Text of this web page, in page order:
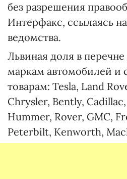
без разрешения
Интерфакс, ссылаясь
ведомства.
Львиная доля в
маркам автомобилей и
товарам: Tesla, Land
Chrysler, Bently,
Hummer, Rover, GMC,
Peterbilt, Kenworth,